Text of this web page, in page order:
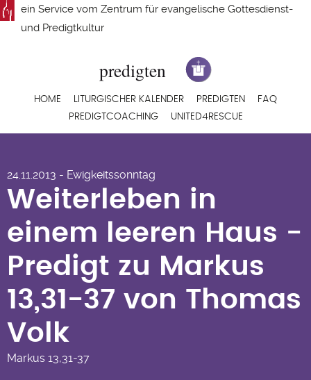
Direkt
zum
ein Service vom Zentrum für evangelische Gottesdienst-
und Predigtkultur
Hauptnavigation
HOME LITURGISCHER KALENDER PREDIGTEN
FAQ
PREDIGTCOACHING
UNITED4RESCUE
einem leeren Haus -
Predigt zu Markus
13,31-37 von Thomas
Volk
24.11.2013 - Ewigkeitssonntag
Weiterleben in
einem leeren Haus -
Predigt zu Markus
13,31-37 von Thomas
Volk
Markus 13,31-37